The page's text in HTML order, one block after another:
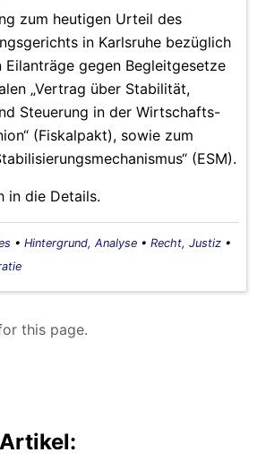
zum heutigen Urteil des
in Karlsruhe bezüglich
Eilanträge gegen Begleitgesetze
„Vertrag über Stabilität,
Steuerung in der Wirtschafts-
(Fiskalpakt), sowie zum
(ESM).
in die Details.
• Hintergrund, Analyse • Recht, Justiz •
this page.